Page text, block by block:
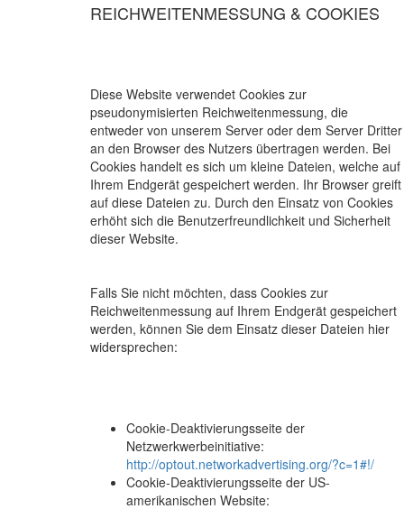
REICHWEITENMESSUNG & COOKIES
Diese Website verwendet Cookies zur
pseudonymisierten Reichweitenmessung, die
entweder von unserem Server oder dem Server Dritter
an den Browser des Nutzers übertragen werden. Bei
Cookies handelt es sich um kleine Dateien, welche auf
Ihrem Endgerät gespeichert werden. Ihr Browser greift
auf diese Dateien zu. Durch den Einsatz von Cookies
erhöht sich die Benutzerfreundlichkeit und Sicherheit
dieser Website.
Falls Sie nicht möchten, dass Cookies zur
Reichweitenmessung auf Ihrem Endgerät gespeichert
werden, können Sie dem Einsatz dieser Dateien hier
widersprechen:
Cookie-Deaktivierungsseite der
Netzwerkwerbeinitiative:
http://optout.networkadvertising.org/?c=1#!/
Cookie-Deaktivierungsseite der US-
amerikanischen Website: